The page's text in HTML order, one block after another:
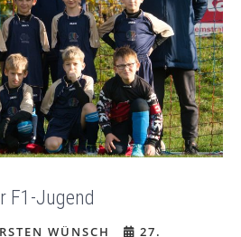
F1-Jugend
WÜNSCH
27.